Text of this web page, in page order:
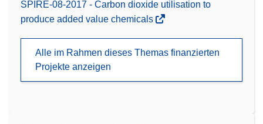
SPIRE-08-2017 - Carbon dioxide utilisation to
produce added value chemicals
Alle im Rahmen dieses Themas finanzierten
Projekte anzeigen